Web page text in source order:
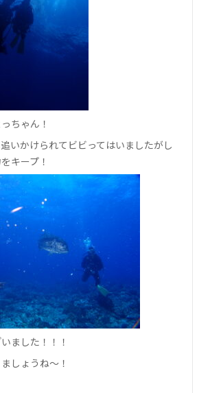
ちゃん！
いかけられてビビってはいましたがし
キープ！
ました！！！
しょうね～！